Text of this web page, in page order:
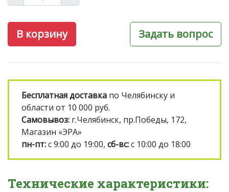
В корзину Задать вопрос
Бесплатная доставка по Челябинску и
области от 10 000 руб.
Самовывоз: г.Челябинск, пр.Победы, 172,
Магазин «ЭРА»
пн-пт:с 9:00 до 19:00, сб-вс:с 10:00 до 18:00
Технические характеристики: